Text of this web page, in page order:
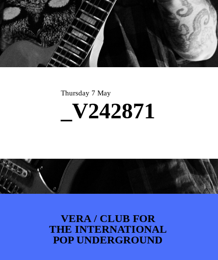
HOMEPROGRAMMA
ARTDIVISION FOTO’S NIEUWS
Thursday 7 May
_V242871
VERA / CLUB FOR
THE INTERNATIONAL
POP UNDERGROUND